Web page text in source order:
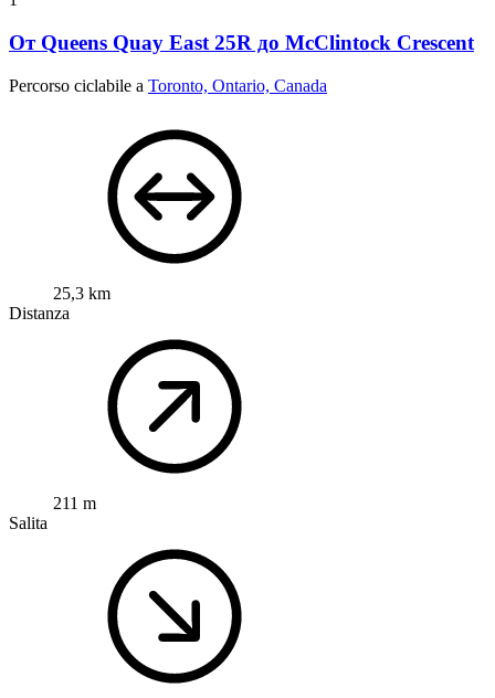
От Queens Quay East 25R до McClintock Crescent
Percorso ciclabile a Toronto, Ontario, Canada
25,3 km
Distanza
211 m
Salita